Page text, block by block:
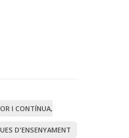
I CONTÍNUA,
D'ENSENYAMENT